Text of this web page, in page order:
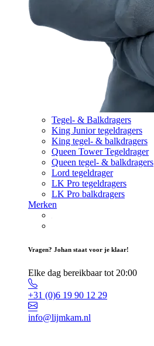
Tegel- & Balkdragers
King Junior tegeldragers
King tegel- & balkdragers
Queen Tower Tegeldrager
Queen tegel- & balkdragers
Lord tegeldrager
LK Pro tegeldragers
LK Pro balkdragers
Merken
Vragen? Johan staat voor je klaar!
Elke dag bereikbaar tot 20:00
+31 (0)6 19 90 12 29
info@lijmkam.nl